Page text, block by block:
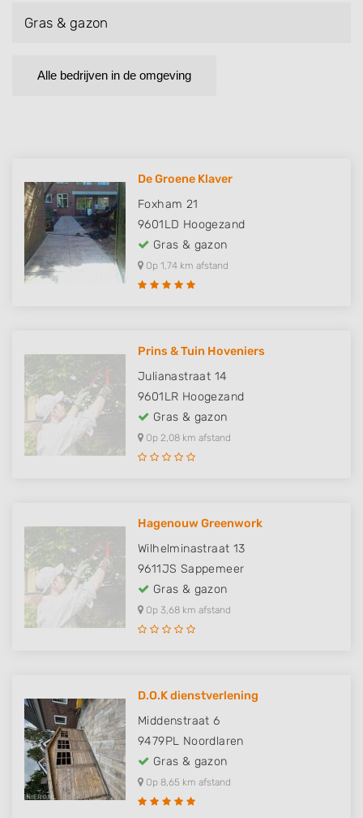
Gras & gazon
Alle bedrijven in de omgeving
De Groene Klaver
Foxham 21
9601LD Hoogezand
Gras & gazon
Op 1,74 km afstand
Prins & Tuin Hoveniers
Julianastraat 14
9601LR Hoogezand
Gras & gazon
Op 2,08 km afstand
Hagenouw Greenwork
Wilhelminastraat 13
9611JS Sappemeer
Gras & gazon
Op 3,68 km afstand
D.O.K dienstverlening
Middenstraat 6
9479PL Noordlaren
Gras & gazon
Op 8,65 km afstand